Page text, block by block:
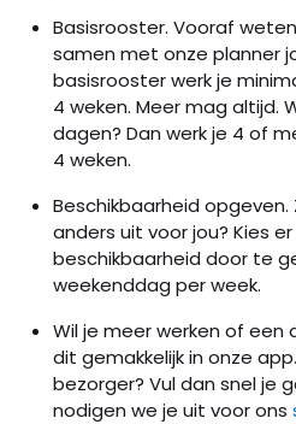
Basisrooster. Vooraf
samen met onze planner
basisrooster werk je
4 weken. Meer mag altijd.
dagen? Dan werk je 4 of
4 weken.
Beschikbaarheid
anders uit voor jou? Kies
beschikbaarheid door te
weekenddag per week.
Wil je meer werken of een
dit gemakkelijk in onze
bezorger? Vul dan snel je
nodigen we je uit voor ons